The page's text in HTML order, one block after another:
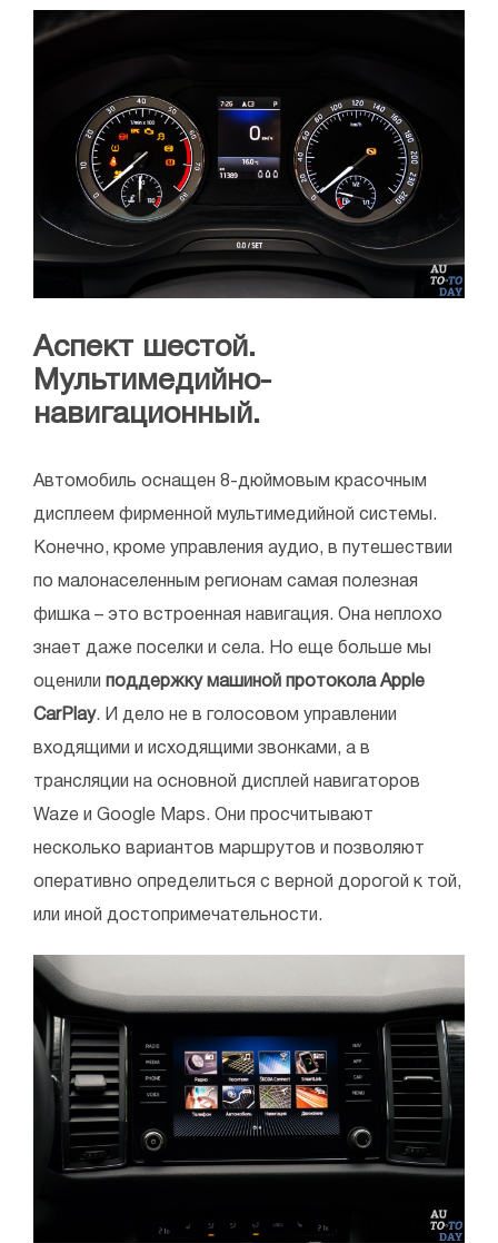
Аспект шестой.
Мультимедийно-
навигационный.
Автомобиль оснащен 8-дюймовым красочным
дисплеем фирменной мультимедийной системы.
Конечно, кроме управления аудио, в путешествии
по малонаселенным регионам самая полезная
фишка – это встроенная навигация. Она неплохо
знает даже поселки и села. Но еще больше мы
оценили поддержку машиной протокола Apple
CarPlay. И дело не в голосовом управлении
входящими и исходящими звонками, а в
трансляции на основной дисплей навигаторов
Waze и Google Maps. Они просчитывают
несколько вариантов маршрутов и позволяют
оперативно определиться с верной дорогой к той,
или иной достопримечательности.